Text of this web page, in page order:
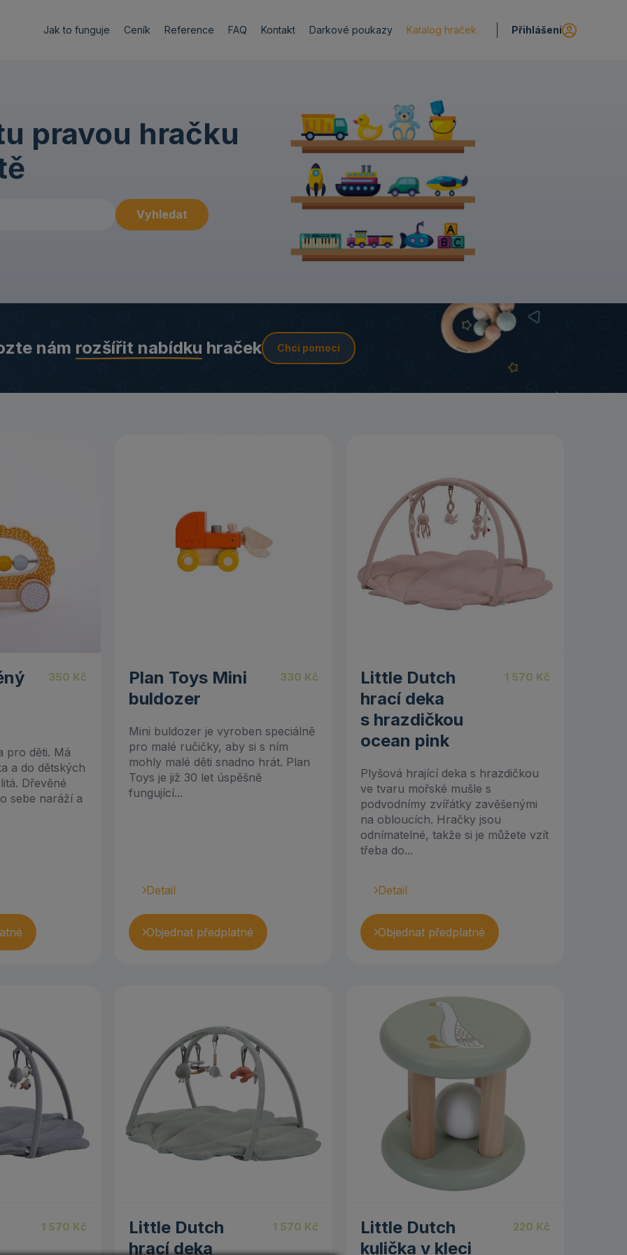
Jak to funguje Ceník Reference FAQ Kontakt Darkové poukazy Katalog hraček Přihlášení
pravou hračku
nám rozšířit nabídku hraček Chci pomoci
350 Kč
pro děti. Má
a do dětských
Dřevěné
sebe naráží a
Plan Toys Mini
buldozer
330 Kč
Mini buldozer je vyroben speciálně
pro malé ručičky, aby si s ním
mohly malé děti snadno hrát. Plan
Toys je již 30 let úspěšně
fungující...
Detail
Objednat předplatné
Little Dutch
hrací deka
s hrazdičkou
ocean pink
1 570 Kč
Plyšová hrající deka s hrazdičkou
ve tvaru mořské mušle s
podvodnímy zvířátky zavěšenými
na obloucích. Hračky jsou
odnímatelné, takže si je můžete vzít
třeba do...
Detail
Objednat předplatné
1 570 Kč
Little Dutch
hrací deka
1 570 Kč
Little Dutch
kulička v kleci
220 Kč